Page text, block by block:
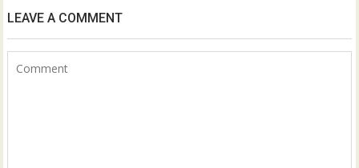
LEAVE A COMMENT